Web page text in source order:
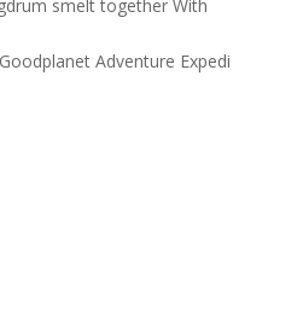
Adventure Expedi